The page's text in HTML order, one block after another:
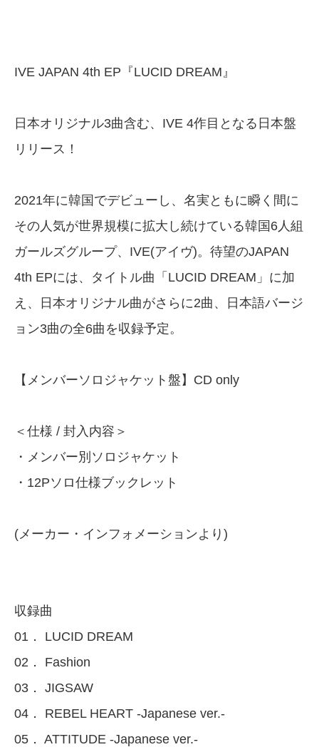
IVE JAPAN 4th EP『LUCID DREAM』
日本オリジナル3曲含む、IVE 4作目となる日本盤
リリース！
2021年に韓国でデビューし、名実ともに瞬く間に
その人気が世界規模に拡大し続けている韓国6人組
ガールズグループ、IVE(アイヴ)。待望のJAPAN
4th EPには、タイトル曲「LUCID DREAM」に加
え、日本オリジナル曲がさらに2曲、日本語バージ
ョン3曲の全6曲を収録予定。
【メンバーソロジャケット盤】CD only
＜仕様 / 封入内容＞
・メンバー別ソロジャケット
・12Pソロ仕様ブックレット
(メーカー・インフォメーションより)
収録曲
01． LUCID DREAM
02． Fashion
03． JIGSAW
04． REBEL HEART -Japanese ver.-
05． ATTITUDE -Japanese ver.-